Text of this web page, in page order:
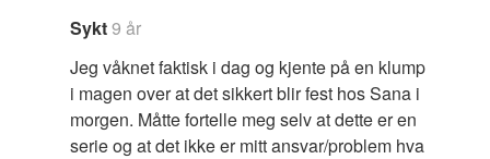
Sykt9 år
Jeg våknet faktisk i dag og kjente på en klump
i magen over at det sikkert blir fest hos Sana i
morgen. Måtte fortelle meg selv at dette er en
serie og at det ikke er mitt ansvar/problem hva